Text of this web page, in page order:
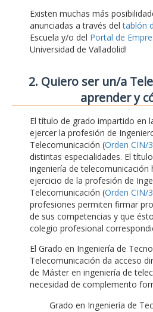
Existen muchas más
anunciadas a través deltablón
Escuela y/o del Portal de
Universidad de Valladolid!
2. Quiero ser un/a
aprender y
El título de grado impartido en
ejercer la profesión de
Telecomunicación (Orden CIN/
distintas especialidades. El
ingeniería de telecomunicación
ejercicio de la profesión de
Telecomunicación (Orden CIN/
profesiones permiten firmar
de sus competencias y que
colegio profesional
El Grado en Ingeniería de
Telecomunicación da acceso
de Máster en ingeniería de
necesidad de complemento
Grado en Ingeniería de